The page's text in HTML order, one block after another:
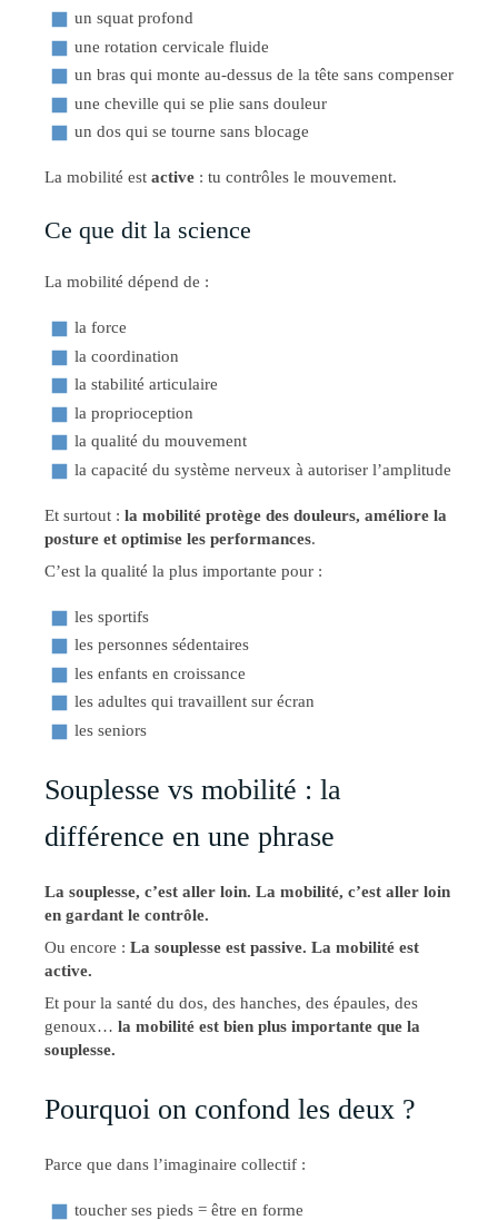
un squat profond
une rotation cervicale fluide
un bras qui monte au-dessus de la tête sans compenser
une cheville qui se plie sans douleur
un dos qui se tourne sans blocage
La mobilité est active : tu contrôles le mouvement.
Ce que dit la science
La mobilité dépend de :
la force
la coordination
la stabilité articulaire
la proprioception
la qualité du mouvement
la capacité du système nerveux à autoriser l’amplitude
Et surtout : la mobilité protège des douleurs, améliore la
posture et optimise les performances.
C’est la qualité la plus importante pour :
les sportifs
les personnes sédentaires
les enfants en croissance
les adultes qui travaillent sur écran
les seniors
Souplesse vs mobilité : la
différence en une phrase
La souplesse, c’est aller loin. La mobilité, c’est aller loin
en gardant le contrôle.
Ou encore : La souplesse est passive. La mobilité est
active.
Et pour la santé du dos, des hanches, des épaules, des
genoux… la mobilité est bien plus importante que la
souplesse.
Pourquoi on confond les deux ?
Parce que dans l’imaginaire collectif :
toucher ses pieds = être en forme